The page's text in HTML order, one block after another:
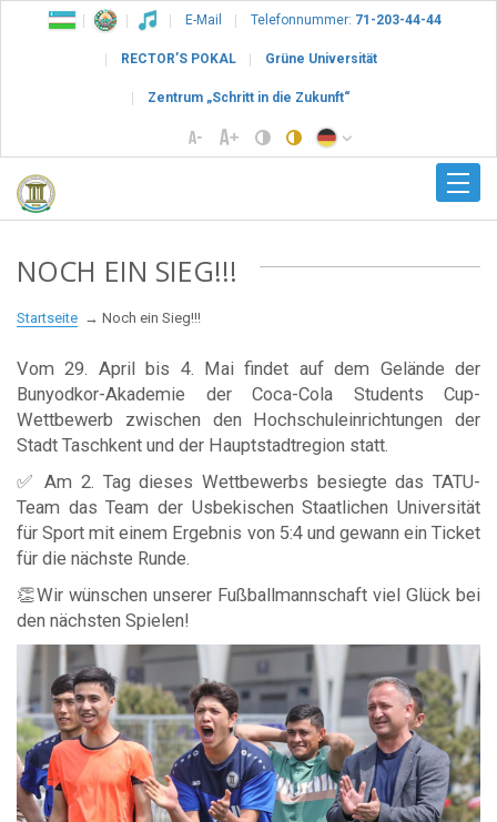
E-Mail Telefonnummer: 71-203-44-44
RECTOR’S POKAL Grüne Universität
Zentrum „Schritt in die Zukunft“
NOCH EIN SIEG!!!
Startseite Noch ein Sieg!!!
Vom 29. April bis 4. Mai findet auf dem Gelände der
Bunyodkor-Akademie der Coca-Cola Students Cup-
Wettbewerb zwischen den Hochschuleinrichtungen der
Stadt Taschkent und der Hauptstadtregion statt.
✅ Am 2. Tag dieses Wettbewerbs besiegte das TATU-
Team das Team der Usbekischen Staatlichen Universität
für Sport mit einem Ergebnis von 5:4 und gewann ein Ticket
für die nächste Runde.
👏Wir wünschen unserer Fußballmannschaft viel Glück bei
den nächsten Spielen!